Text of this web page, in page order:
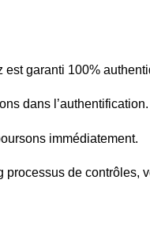
garanti 100%
dans l’authentification.
immédiatement.
processus de